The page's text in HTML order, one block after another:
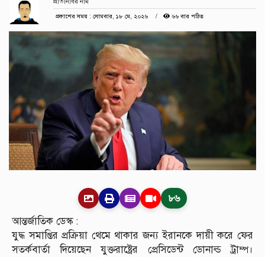
প্রতিনিধির নাম
প্রকাশের সময় : সোমবার, ১৮ মে, ২০২৬
৬৬ বার পঠিত
৮৬
আন্তর্জাতিক ডেস্ক :
যুদ্ধ সমাপ্তির প্রক্রিয়া থেমে থাকার জন্য ইরানকে দায়ী করে ফের
সতর্কবার্তা দিয়েছেন যুক্তরাষ্ট্রের প্রেসিডেন্ট ডোনাল্ড ট্রাম্প।